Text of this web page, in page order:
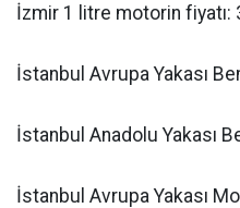
İzmir 1 litre motorin fiyatı:
İstanbul Avrupa Yakası
İstanbul Anadolu Yakası
İstanbul Avrupa Yakası